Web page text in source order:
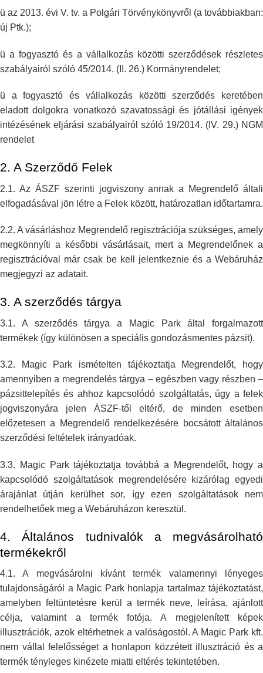
ü az 2013. évi V. tv. a Polgári Törvénykönyvről (a továbbiakban:
új Ptk.);
ü a fogyasztó és a vállalkozás közötti szerződések részletes
szabályairól szóló 45/2014. (II. 26.) Kormányrendelet;
ü a fogyasztó és vállalkozás közötti szerződés keretében
eladott dolgokra vonatkozó szavatossági és jótállási igények
intézésének eljárási szabályairól szóló 19/2014. (IV. 29.) NGM
rendelet
2. A Szerződő Felek
2.1. Az ÁSZF szerinti jogviszony annak a Megrendelő általi
elfogadásával jön létre a Felek között, határozatlan időtartamra.
2.2. A vásárláshoz Megrendelő regisztrációja szükséges, amely
megkönnyíti a későbbi vásárlásait, mert a Megrendelőnek a
regisztrációval már csak be kell jelentkeznie és a Webáruház
megjegyzi az adatait.
3. A szerződés tárgya
3.1. A szerződés tárgya a Magic Park által forgalmazott
termékek (így különösen a speciális gondozásmentes pázsit).
3.2. Magic Park ismételten tájékoztatja Megrendelőt, hogy
amennyiben a megrendelés tárgya – egészben vagy részben –
pázsittelepítés és ahhozkapcsolódó szolgáltatás, úgy a felek
jogviszonyára jelen ÁSZF-től eltérő, de minden esetben
előzetesen a Megrendelő rendelkezésére bocsátottáltalános
szerződési feltételek irányadóak.
3.3. Magic Park tájékoztatja továbbá a Megrendelőt, hogy a
kapcsolódó szolgáltatások megrendelésére kizárólag egyedi
árajánlat útján kerülhetsor, így ezen szolgáltatások nem
rendelhetőek meg a Webáruházon keresztül.
4. Általános tudnivalók a megvásárolható
termékekről
4.1. A megvásárolni kívánt termék valamennyi lényeges
tulajdonságáról aMagic Park honlapja tartalmaz tájékoztatást,
amelyben feltüntetésre kerül a termék neve, leírása, ajánlott
célja, valamint a termék fotója. Amegjelenített képek
illusztrációk, azok eltérhetnek a valóságostól. A Magic Park kft.
nem vállal felelősséget a honlapon közzétett illusztráció és a
termék tényleges kinézete miatti eltérés tekintetében.